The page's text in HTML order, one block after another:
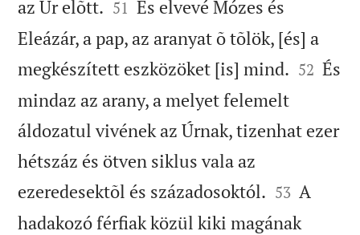
az Úr elõtt. 

51 És elvevé Mózes és
Eleázár, a pap, az aranyat õ tõlök, [és] a
megkészített eszközöket [is] mind. 

52 És
mindaz az arany, a melyet felemelt
áldozatul vivének az Úrnak, tizenhat ezer
hétszáz és ötven siklus vala az
ezeredesektõl és századosoktól. 

53 A
hadakozó férfiak közül kiki magának